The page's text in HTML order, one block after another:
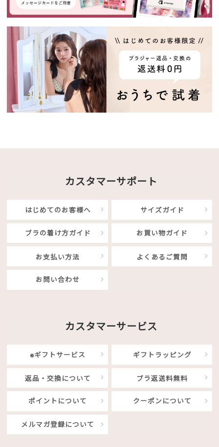
カスタマーサポート
はじめてのお客様へ サイズガイド
ブラの着け方ガイド お買い物ガイド
お支払い方法 よくあるご質問
お問い合わせ
カスタマーサービス
eギフトサービス ギフトラッピング
返品・交換について ブラ返送料無料
ポイントについて クーポンについて
メルマガ登録について